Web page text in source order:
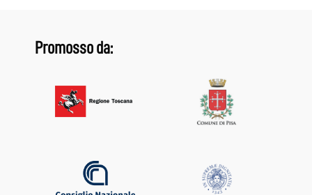
Promosso da: